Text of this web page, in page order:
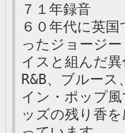
７１年録音
６０年代に英
ったジョージ
イスと組んだ
R&B、ブルー
イン・ポップ
ッズの残り香